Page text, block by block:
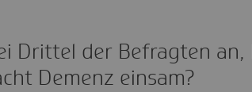
Drittel der Befragten
Demenz einsam?